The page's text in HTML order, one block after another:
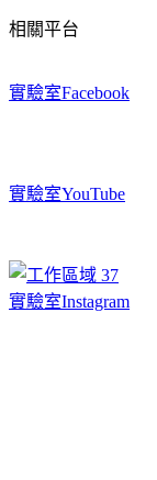
相關平台
實驗室Facebook
實驗室YouTube
實驗室Instagram